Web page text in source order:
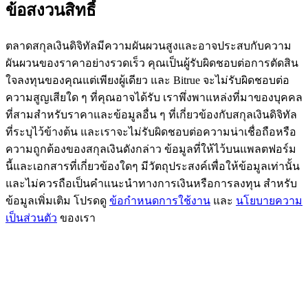
กิจกรรมเพิ่มเติม
รับรางวัลและสิทธิพิเศษสุดพิเศษ
ศูนย์รางวัล
ลงชื่อ
ข้อสงวนสิทธิ์
ตลาดสกุลเงินดิจิทัลมีความผันผวนสูงและอาจประสบกับความ
ผันผวนของราคาอย่างรวดเร็ว คุณเป็นผู้รับผิดชอบต่อการตัดสิน
ใจลงทุนของคุณแต่เพียงผู้เดียว และ Bitrue จะไม่รับผิดชอบต่อ
ความสูญเสียใด ๆ ที่คุณอาจได้รับ เราพึ่งพาแหล่งที่มาของบุคคล
ที่สามสำหรับราคาและข้อมูลอื่น ๆ ที่เกี่ยวข้องกับสกุลเงินดิจิทัล
ที่ระบุไว้ข้างต้น และเราจะไม่รับผิดชอบต่อความน่าเชื่อถือหรือ
ความถูกต้องของสกุลเงินดังกล่าว ข้อมูลที่ให้ไว้บนแพลตฟอร์ม
นี้และเอกสารที่เกี่ยวข้องใดๆ มีวัตถุประสงค์เพื่อให้ข้อมูลเท่านั้น
และไม่ควรถือเป็นคำแนะนำทางการเงินหรือการลงทุน สำหรับ
ข้อมูลเพิ่มเติม โปรดดู ข้อกำหนดการใช้งาน และ นโยบายความ
เป็นส่วนตัว ของเรา